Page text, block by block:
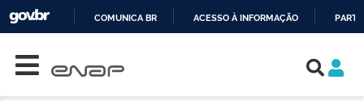
COMUNICA BR ACESSO À INFORMAÇÃO